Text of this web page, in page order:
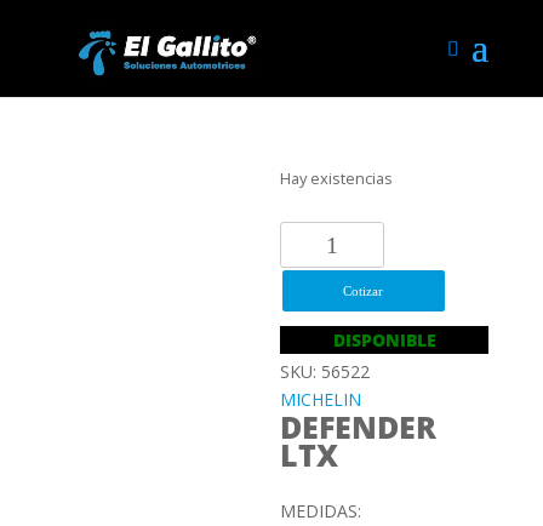
Hay existencias
LT265/75R16
123R
MICHELIN
DEFENDER
cantidad
Cotizar
DISPONIBLE
SKU: 56522
MICHELIN
DEFENDER
LTX
MEDIDAS: